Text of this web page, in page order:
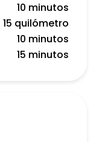
10 minutos
15 quilómetro
10 minutos
15 minutos